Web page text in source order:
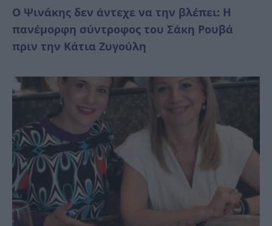
Ο Ψινάκης δεν άντεχε να την βλέπει: Η
πανέμορφη σύντροφος του Σάκη Ρουβά
πριν την Κάτια Ζυγούλη